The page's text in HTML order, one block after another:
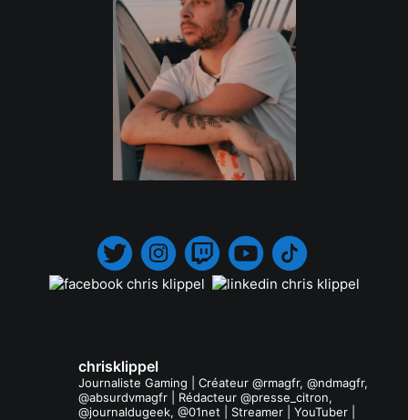
chrisklippel
Journaliste Gaming | Créateur @rmagfr, @ndmagfr,
@absurdvmagfr | Rédacteur @presse_citron,
@journaldugeek, @01net | Streamer | YouTuber |